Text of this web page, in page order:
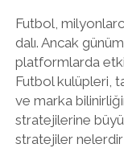
Futbol,
dalı. Ancak
platformlarda
Futbol kulüpleri,
ve marka
stratejilerine
stratejiler